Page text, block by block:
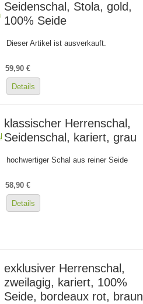
Seidenschal, Stola, gold,
100% Seide
Dieser Artikel ist ausverkauft.
59,90 €
Details
klassischer Herrenschal,
Seidenschal, kariert, grau
hochwertiger Schal aus reiner Seide
58,90 €
Details
exklusiver Herrenschal,
zweilagig, kariert, 100%
Seide, bordeaux rot, braun